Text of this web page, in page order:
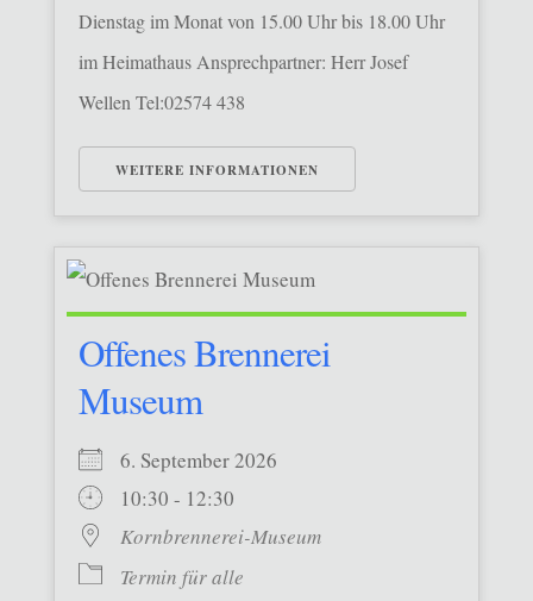
Dienstag im Monat von 15.00 Uhr bis 18.00 Uhr
im Heimathaus Ansprechpartner: Herr Josef
Wellen Tel:02574 438
WEITERE INFORMATIONEN
Offenes Brennerei
Museum
6. September 2026
10:30 - 12:30
Kornbrennerei-Museum
Termin für alle